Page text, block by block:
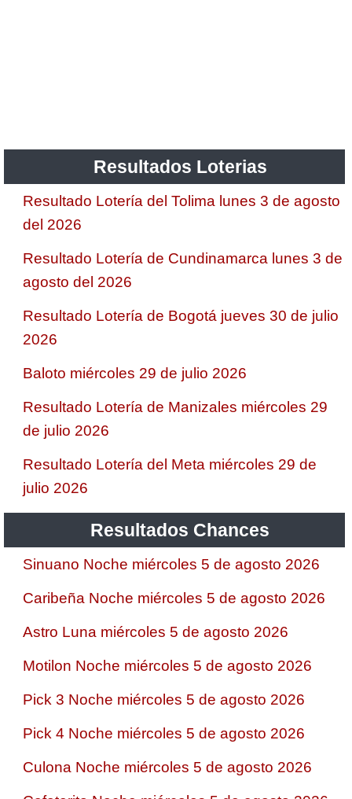
Resultados Loterias
Resultado Lotería del Tolima lunes 3 de agosto
del 2026
Resultado Lotería de Cundinamarca lunes 3 de
agosto del 2026
Resultado Lotería de Bogotá jueves 30 de julio
2026
Baloto miércoles 29 de julio 2026
Resultado Lotería de Manizales miércoles 29
de julio 2026
Resultado Lotería del Meta miércoles 29 de
julio 2026
Resultados Chances
Sinuano Noche miércoles 5 de agosto 2026
Caribeña Noche miércoles 5 de agosto 2026
Astro Luna miércoles 5 de agosto 2026
Motilon Noche miércoles 5 de agosto 2026
Pick 3 Noche miércoles 5 de agosto 2026
Pick 4 Noche miércoles 5 de agosto 2026
Culona Noche miércoles 5 de agosto 2026